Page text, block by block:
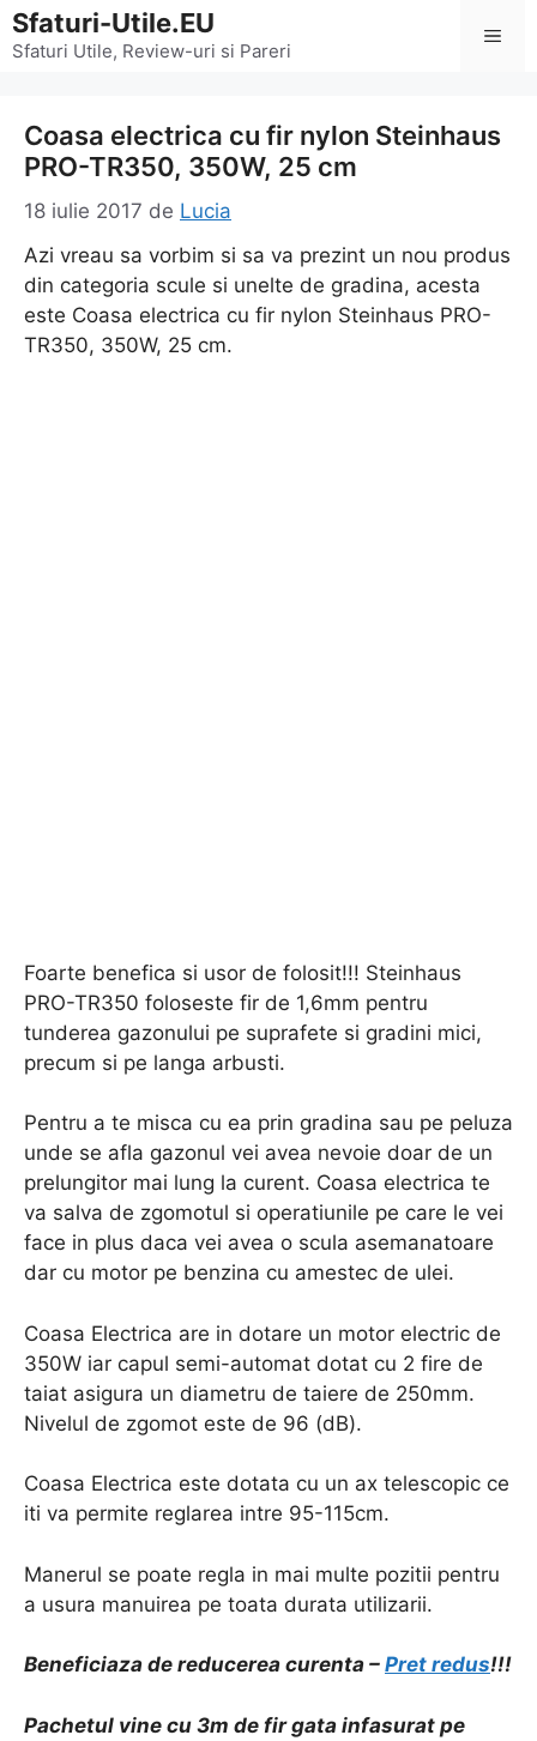
Sari
la
Sfaturi-Utile.EU
Sfaturi Utile, Review-uri si Pareri
Coasa electrica cu fir nylon Steinhaus
PRO-TR350, 350W, 25 cm
18 iulie 2017 de Lucia
Azi vreau sa vorbim si sa va prezint un nou produs
din categoria scule si unelte de gradina, acesta
este Coasa electrica cu fir nylon Steinhaus PRO-
TR350, 350W, 25 cm.
Foarte benefica si usor de folosit!!! Steinhaus
PRO-TR350 foloseste fir de 1,6mm pentru
tunderea gazonului pe suprafete si gradini mici,
precum si pe langa arbusti.
Pentru a te misca cu ea prin gradina sau pe peluza
unde se afla gazonul vei avea nevoie doar de un
prelungitor mai lung la curent. Coasa electrica te
va salva de zgomotul si operatiunile pe care le vei
face in plus daca vei avea o scula asemanatoare
dar cu motor pe benzina cu amestec de ulei.
Coasa Electrica are in dotare un motor electric de
350W iar capul semi-automat dotat cu 2 fire de
taiat asigura un diametru de taiere de 250mm.
Nivelul de zgomot este de 96 (dB).
Coasa Electrica este dotata cu un ax telescopic ce
iti va permite reglarea intre 95-115cm.
Manerul se poate regla in mai multe pozitii pentru
a usura manuirea pe toata durata utilizarii.
Beneficiaza de reducerea curenta – Pret redus!!!
Pachetul vine cu 3m de fir gata infasurat pe